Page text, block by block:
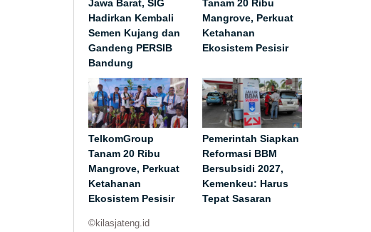
Jawa Barat, SIG
Hadirkan Kembali
Semen Kujang dan
Gandeng PERSIB
Bandung
Tanam 20 Ribu
Mangrove, Perkuat
Ketahanan
Ekosistem Pesisir
TelkomGroup
Tanam 20 Ribu
Mangrove, Perkuat
Ketahanan
Ekosistem Pesisir
Pemerintah Siapkan
Reformasi BBM
Bersubsidi 2027,
Kemenkeu: Harus
Tepat Sasaran
©kilasjateng.id